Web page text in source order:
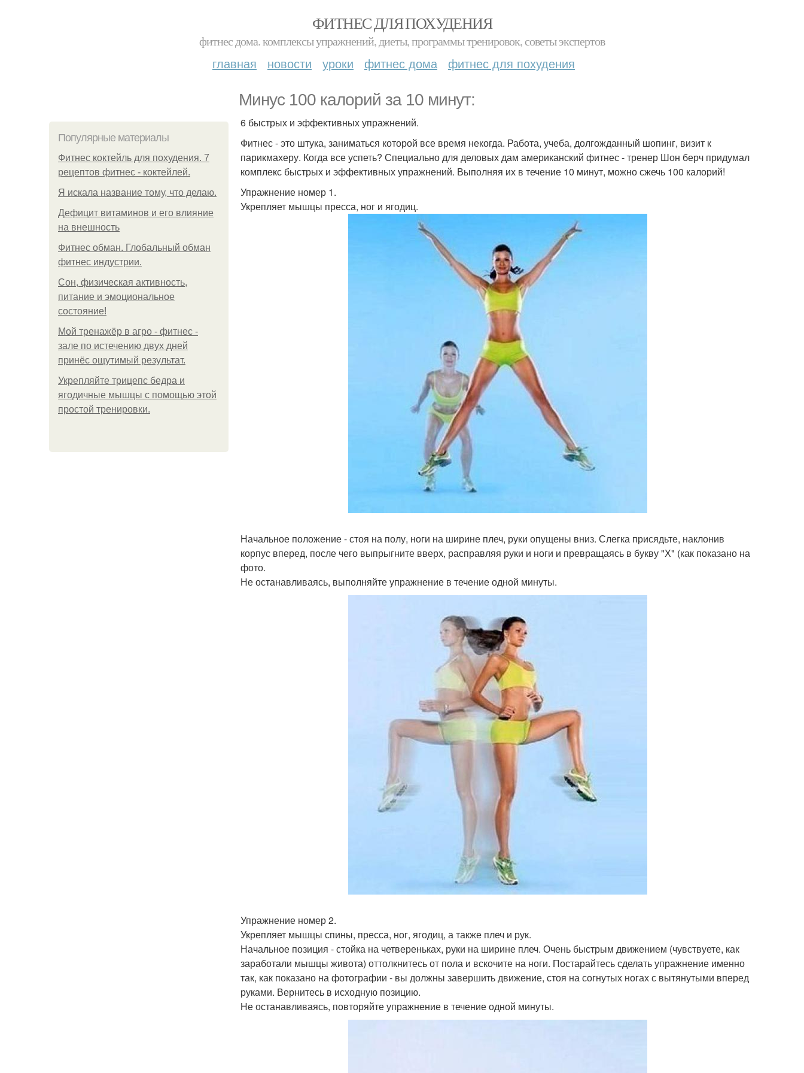
ФИТНЕС ДЛЯ ПОХУДЕНИЯ
фитнес дома. комплексы упражнений, диеты, программы тренировок, советы экспертов
главная новости уроки фитнес дома фитнес для похудения
Минус 100 калорий за 10 минут:
Популярные материалы
Фитнес коктейль для похудения. 7
рецептов фитнес - коктейлей.
Я искала название тому, что делаю.
Дефицит витаминов и его влияние
на внешность
Фитнес обман. Глобальный обман
фитнес индустрии.
Сон, физическая активность,
питание и эмоциональное
состояние!
Мой тренажёр в агро - фитнес -
зале по истечению двух дней
принёс ощутимый результат.
Укрепляйте трицепс бедра и
ягодичные мышцы с помощью этой
простой тренировки.
6 быстрых и эффективных упражнений.
Фитнес - это штука, заниматься которой все время некогда. Работа, учеба, долгожданный шопинг, визит к
парикмахеру. Когда все успеть? Специально для деловых дам американский фитнес - тренер Шон берч придумал
комплекс быстрых и эффективных упражнений. Выполняя их в течение 10 минут, можно сжечь 100 калорий!
Упражнение номер 1.
Укрепляет мышцы пресса, ног и ягодиц.
Начальное положение - стоя на полу, ноги на ширине плеч, руки опущены вниз. Слегка присядьте, наклонив
корпус вперед, после чего выпрыгните вверх, расправляя руки и ноги и превращаясь в букву "Х" (как показано на
фото.
Не останавливаясь, выполняйте упражнение в течение одной минуты.
Упражнение номер 2.
Укрепляет мышцы спины, пресса, ног, ягодиц, а также плеч и рук.
Начальное позиция - стойка на четвереньках, руки на ширине плеч. Очень быстрым движением (чувствуете, как
заработали мышцы живота) оттолкнитесь от пола и вскочите на ноги. Постарайтесь сделать упражнение именно
так, как показано на фотографии - вы должны завершить движение, стоя на согнутых ногах с вытянутыми вперед
руками. Вернитесь в исходную позицию.
Не останавливаясь, повторяйте упражнение в течение одной минуты.